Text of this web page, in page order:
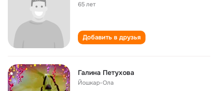
65 лет
Добавить в друзья
Галина Петухова
Йошкар-Ола